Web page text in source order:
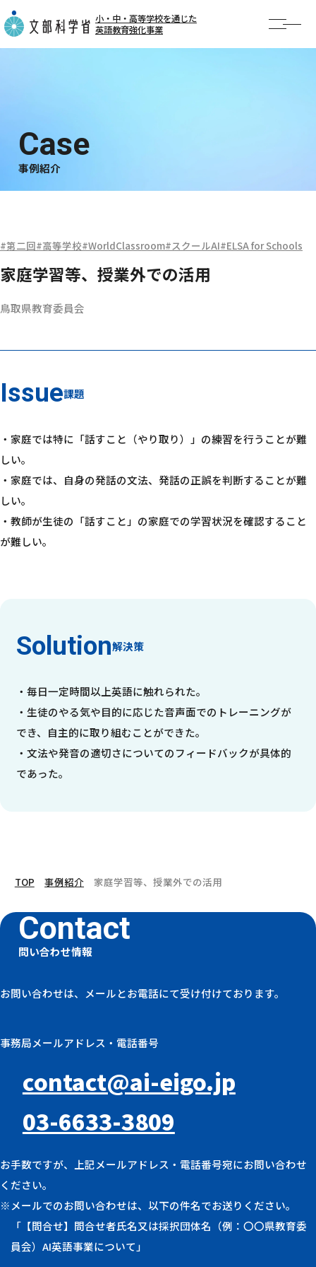
小・中・高等学校を通じた
英語教育強化事業
AI英語勉強会
事例紹介
事例紹介
第二回 高等学校 WorldClassroom スクールAI ELSA for Schools
家庭学習等、授業外での活用
鳥取県教育委員会
課題
・家庭では特に「話すこと（やり取り）」の練習を行うことが難
しい。
・家庭では、自身の発話の文法、発話の正誤を判断することが難
しい。
・教師が生徒の「話すこと」の家庭での学習状況を確認すること
が難しい。
解決策
・毎日一定時間以上英語に触れられた。
・生徒のやる気や目的に応じた音声面でのトレーニングが
でき、自主的に取り組むことができた。
・文法や発音の適切さについてのフィードバックが具体的
であった。
TOP 事例紹介 家庭学習等、授業外での活用
問い合わせ情報
お問い合わせは、メールとお電話にて受け付けております。
事務局メールアドレス・電話番号
contact@ai-eigo.jp
03-6633-3809
お手数ですが、上記メールアドレス・電話番号宛にお問い合わせ
ください。
※メールでのお問い合わせは、以下の件名でお送りください。
「【問合せ】問合せ者氏名又は採択団体名（例：〇〇県教育委
員会）AI英語事業について」